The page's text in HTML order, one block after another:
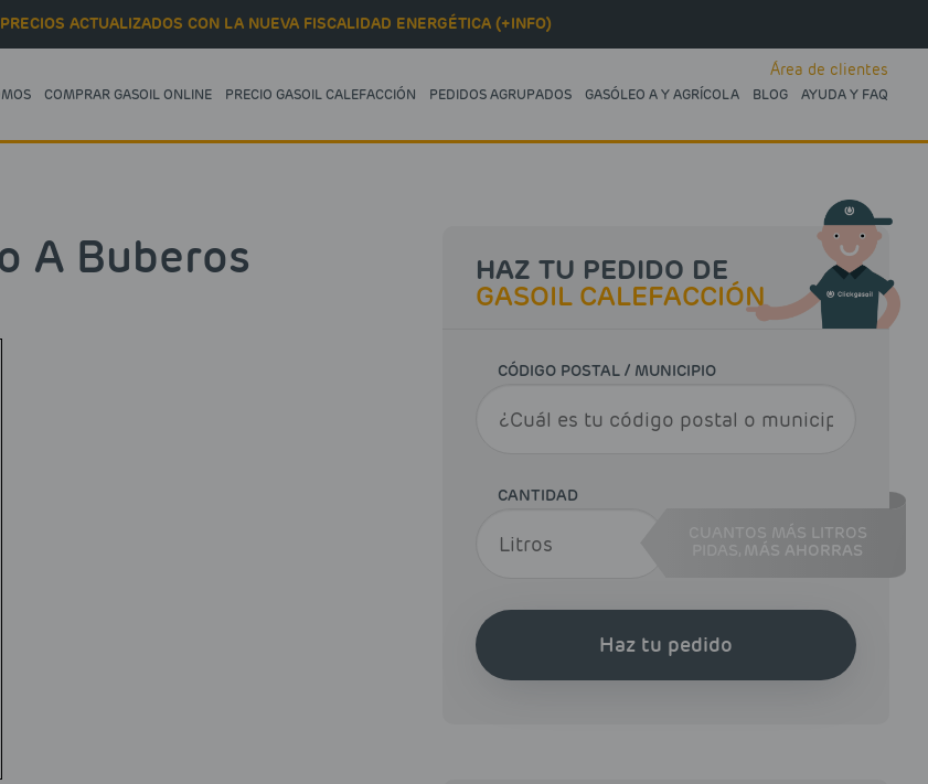
ACTUALIZADOS CON LA NUEVA FISCALIDAD ENERGÉTICA (+INFO)
COMPRAR GASOIL ONLINE PRECIO GASOIL CALEFACCIÓN PEDIDOS AGRUPADOS GASÓLEO A Y AGRÍCOLA BLOG AYUDA Y FAQ
Área de clientes
A Buberos HAZ TU PEDIDO DE
GASOIL CALEFACCIÓN
CÓDIGO POSTAL / MUNICIPIO
CANTIDAD
CUANTOS MÁS LITROS
MÁS AHORRAS
Haz tu pedido